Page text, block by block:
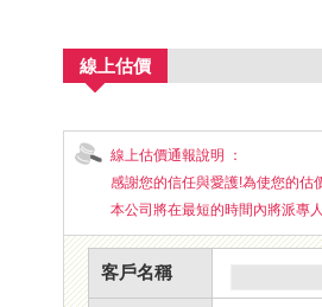
線上估價
線上估價通報說明 ：
感謝您的信任與愛護!為使您的估
本公司將在最短的時間內將派專
客戶名稱